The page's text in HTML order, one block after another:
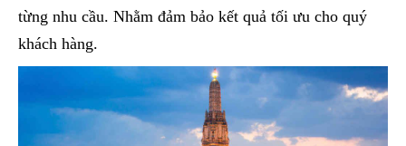
từng nhu cầu. Nhằm đảm bảo kết quả tối ưu cho quý
khách hàng.